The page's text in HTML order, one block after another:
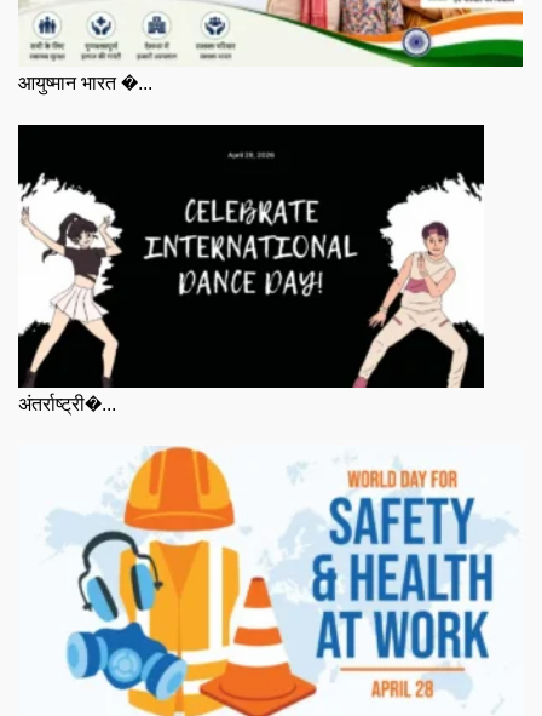
आयुष्मान भारत �...
अंतर्राष्ट्री�...